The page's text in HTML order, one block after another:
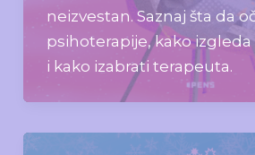
neizvestan. Saznaj šta da
psihoterapije, kako
i kako izabrati terapeuta.